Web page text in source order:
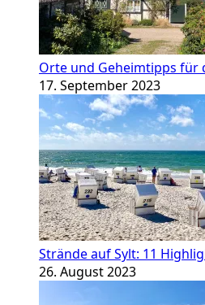
Orte und Geheimtipps für
17. September 2023
Strände auf Sylt: 11
26. August 2023